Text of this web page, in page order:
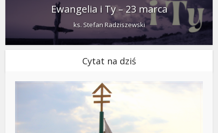
Ewangelia i Ty – 23 marca
ks. Stefan Radziszewski
Cytat na dziś